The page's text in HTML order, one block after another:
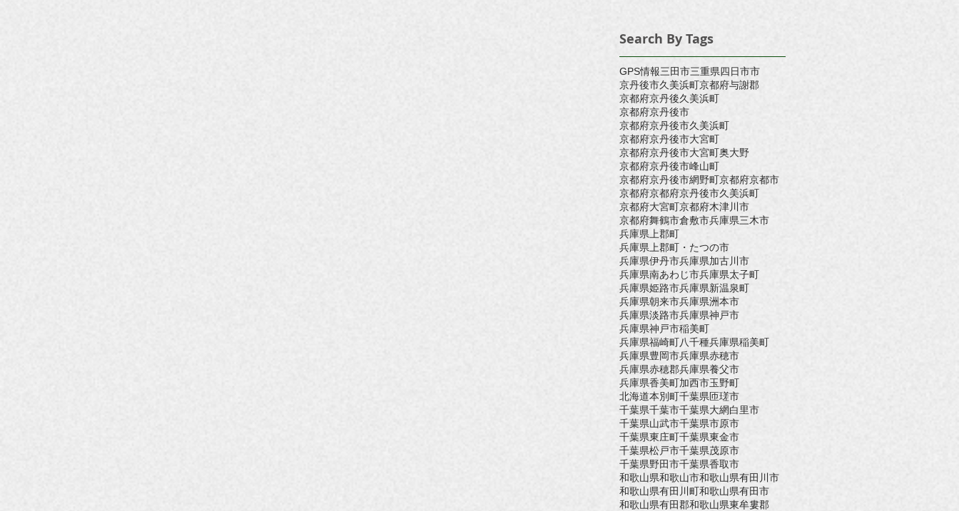
Search By Tags
GPS情報三田市三重県四日市市
京丹後市久美浜町京都府与謝郡
京都府京丹後久美浜町
京都府京丹後市
京都府京丹後市久美浜町
京都府京丹後市大宮町
京都府京丹後市大宮町奥大野
京都府京丹後市峰山町
京都府京丹後市網野町京都府京都市
京都府京都府京丹後市久美浜町
京都府大宮町京都府木津川市
京都府舞鶴市倉敷市兵庫県三木市
兵庫県上郡町
兵庫県上郡町・たつの市
兵庫県伊丹市兵庫県加古川市
兵庫県南あわじ市兵庫県太子町
兵庫県姫路市兵庫県新温泉町
兵庫県朝来市兵庫県洲本市
兵庫県淡路市兵庫県神戸市
兵庫県神戸市稲美町
兵庫県福崎町八千種兵庫県稲美町
兵庫県豊岡市兵庫県赤穂市
兵庫県赤穂郡兵庫県養父市
兵庫県香美町加西市玉野町
北海道本別町千葉県匝瑳市
千葉県千葉市千葉県大網白里市
千葉県山武市千葉県市原市
千葉県東庄町千葉県東金市
千葉県松戸市千葉県茂原市
千葉県野田市千葉県香取市
和歌山県和歌山市和歌山県有田川市
和歌山県有田川町和歌山県有田市
和歌山県有田郡和歌山県東牟婁郡